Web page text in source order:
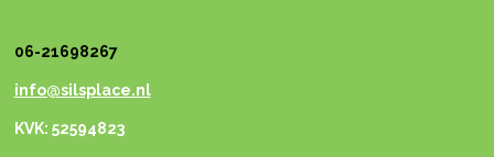
06-21698267
info@silsplace.nl
KVK: 52594823